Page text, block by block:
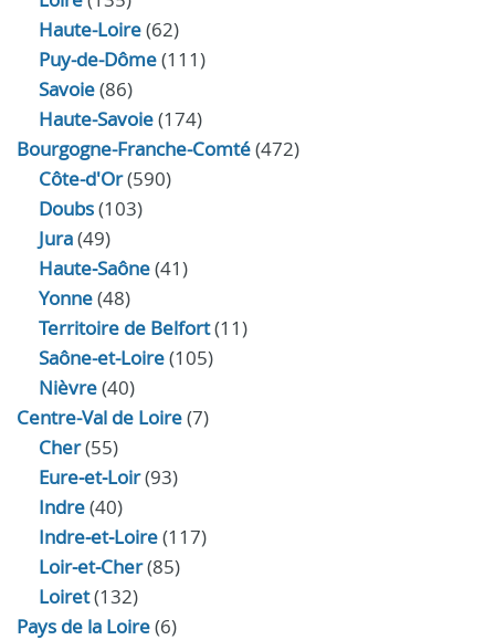
Haute-Loire(62)
Puy-de-Dôme(111)
Savoie(86)
Haute-Savoie(174)
Bourgogne-Franche-Comté(472)
Côte-d'Or(590)
Doubs(103)
Jura(49)
Haute‑Saône(41)
Yonne(48)
Territoire de Belfort(11)
Saône-et-Loire(105)
Nièvre(40)
Centre-Val de Loire(7)
Cher(55)
Eure‑et‑Loir(93)
Indre(40)
Indre‑et‑Loire(117)
Loir‑et‑Cher(85)
Loiret(132)
Pays de la Loire(6)